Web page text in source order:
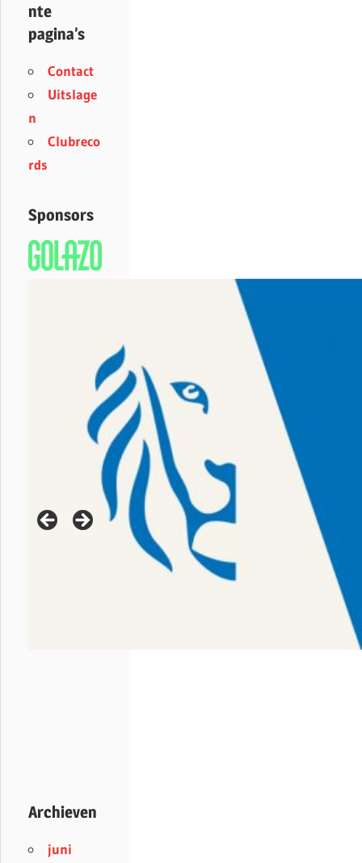
nte
pagina’s
Contact
Uitslage
n
Clubreco
rds
Sponsors
Archieven
juni